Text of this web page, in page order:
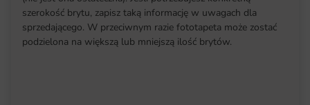
szerokość brytu, zapisz taką informację w uwagach dla
sprzedającego. W przeciwnym razie fototapeta może zostać
podzielona na większą lub mniejszą ilość brytów.